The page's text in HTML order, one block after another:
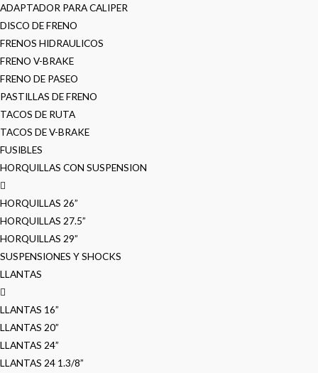
ADAPTADOR PARA CALIPER
DISCO DE FRENO
FRENOS HIDRAULICOS
FRENO V-BRAKE
FRENO DE PASEO
PASTILLAS DE FRENO
TACOS DE RUTA
TACOS DE V-BRAKE
FUSIBLES
HORQUILLAS CON SUSPENSION
HORQUILLAS 26”
HORQUILLAS 27.5”
HORQUILLAS 29”
SUSPENSIONES Y SHOCKS
LLANTAS
LLANTAS 16”
LLANTAS 20”
LLANTAS 24”
LLANTAS 24 1.3/8”